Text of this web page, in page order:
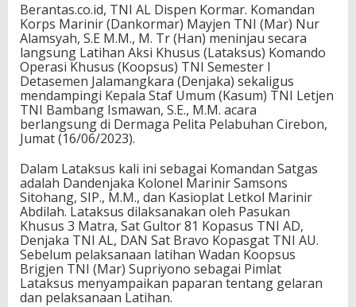
Berantas.co.id, TNI AL Dispen Kormar. Komandan
Korps Marinir (Dankormar) Mayjen TNI (Mar) Nur
Alamsyah, S.E M.M., M. Tr (Han) meninjau secara
langsung Latihan Aksi Khusus (Lataksus) Komando
Operasi Khusus (Koopsus) TNI Semester I
Detasemen Jalamangkara (Denjaka) sekaligus
mendampingi Kepala Staf Umum (Kasum) TNI Letjen
TNI Bambang Ismawan, S.E., M.M. acara
berlangsung di Dermaga Pelita Pelabuhan Cirebon,
Jumat (16/06/2023).
Dalam Lataksus kali ini sebagai Komandan Satgas
adalah Dandenjaka Kolonel Marinir Samsons
Sitohang, SIP., M.M., dan Kasioplat Letkol Marinir
Abdilah. Lataksus dilaksanakan oleh Pasukan
Khusus 3 Matra, Sat Gultor 81 Kopasus TNI AD,
Denjaka TNI AL, DAN Sat Bravo Kopasgat TNI AU.
Sebelum pelaksanaan latihan Wadan Koopsus
Brigjen TNI (Mar) Supriyono sebagai Pimlat
Lataksus menyampaikan paparan tentang gelaran
dan pelaksanaan Latihan.